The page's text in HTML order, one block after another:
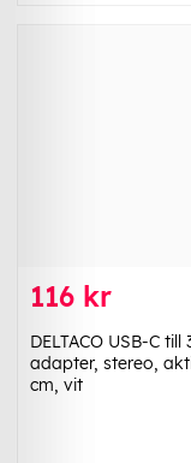
116 kr
DELTACO USB-C till
adapter, stereo,
cm, vit